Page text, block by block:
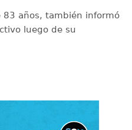
83 años, también informó
luego de su